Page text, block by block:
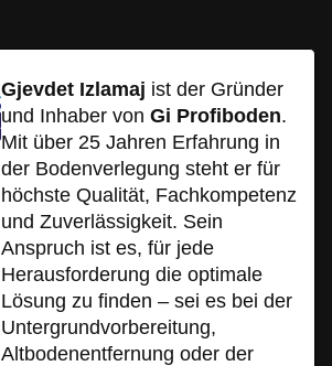
Gjevdet Izlamaj ist der Gründer
und Inhaber von Gi Profiboden.
Mit über 25 Jahren Erfahrung in
der Bodenverlegung steht er für
höchste Qualität, Fachkompetenz
und Zuverlässigkeit. Sein
Anspruch ist es, für jede
Herausforderung die optimale
Lösung zu finden – sei es bei der
Untergrundvorbereitung,
Altbodenentfernung oder der